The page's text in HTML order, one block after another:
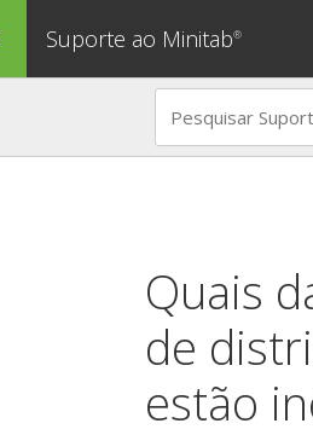
Suporte ao Minitab®
Quais
de
estão